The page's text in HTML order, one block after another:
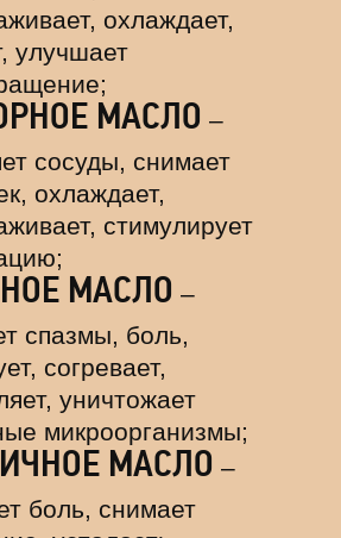
охлаждает,
улучшает
МАСЛО –
сосуды, снимает
охлаждает,
стимулирует
МАСЛО –
спазмы, боль,
согревает,
уничтожает
микроорганизмы;
МАСЛО –
боль, снимает